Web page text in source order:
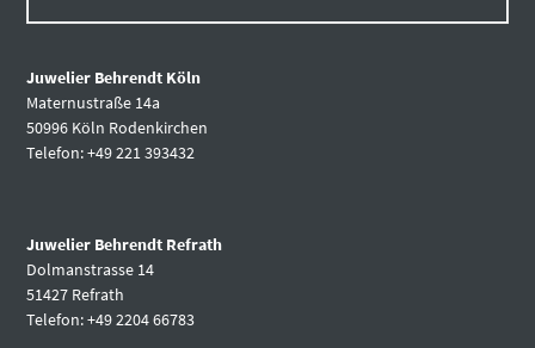
Juwelier Behrendt Köln
Maternustraße 14a
50996 Köln Rodenkirchen
Telefon: +49 221 393432
Juwelier Behrendt Refrath
Dolmanstrasse 14
51427 Refrath
Telefon: +49 2204 66783